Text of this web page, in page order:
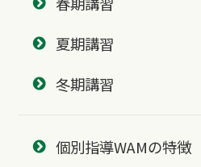
夏期講習
冬期講習
個別指導WAMの特徴